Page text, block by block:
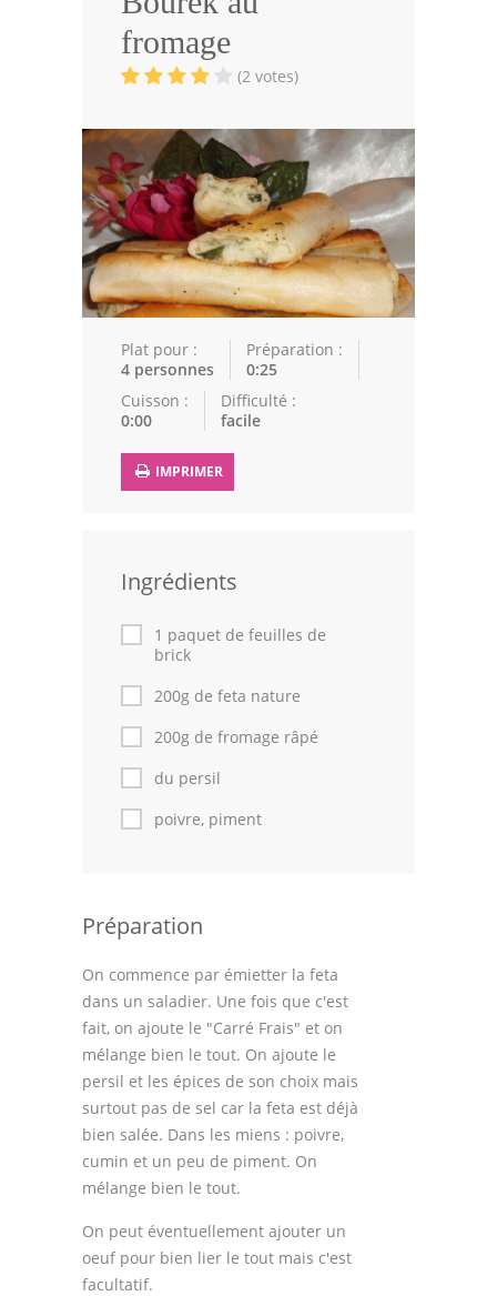
Volailles
Cuisines Orientales
Recettes marocaine
Cuisine Algérienne
Cuisine Tunisienne
Cuisine Juive
Cuisine Libanaise
Astuces de cuisine
Fêtes Religieuses
Chefs
Thèmes
Espace Personnel
fromage
(2 votes)
Plat pour :
4 personnes
Préparation :
0:25
Cuisson :
0:00
Difficulté :
facile
IMPRIMER
Ingrédients
1 paquet de feuilles de
brick
200g de feta nature
200g de fromage râpé
du persil
poivre, piment
Préparation
On commence par émietter la feta
dans un saladier. Une fois que c'est
fait, on ajoute le "Carré Frais" et on
mélange bien le tout. On ajoute le
persil et les épices de son choix mais
surtout pas de sel car la feta est déjà
bien salée. Dans les miens : poivre,
cumin et un peu de piment. On
mélange bien le tout.
On peut éventuellement ajouter un
oeuf pour bien lier le tout mais c'est
facultatif.